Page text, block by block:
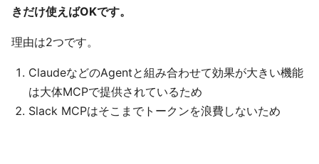
きだけ使えばOKです。
理由は2つです。
ClaudeなどのAgentと組み合わせて効果が大きい機能
は大体MCPで提供されているため
Slack MCPはそこまでトークンを浪費しないため